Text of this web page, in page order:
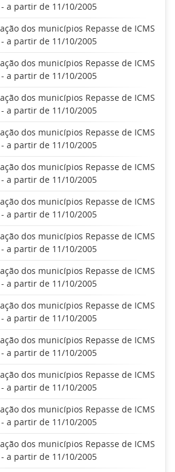
- a partir de 11/10/2005
dos municípios Repasse de ICMS
- a partir de 11/10/2005
dos municípios Repasse de ICMS
- a partir de 11/10/2005
dos municípios Repasse de ICMS
- a partir de 11/10/2005
dos municípios Repasse de ICMS
- a partir de 11/10/2005
dos municípios Repasse de ICMS
- a partir de 11/10/2005
dos municípios Repasse de ICMS
- a partir de 11/10/2005
dos municípios Repasse de ICMS
- a partir de 11/10/2005
dos municípios Repasse de ICMS
- a partir de 11/10/2005
dos municípios Repasse de ICMS
- a partir de 11/10/2005
dos municípios Repasse de ICMS
- a partir de 11/10/2005
dos municípios Repasse de ICMS
- a partir de 11/10/2005
dos municípios Repasse de ICMS
- a partir de 11/10/2005
dos municípios Repasse de ICMS
- a partir de 11/10/2005